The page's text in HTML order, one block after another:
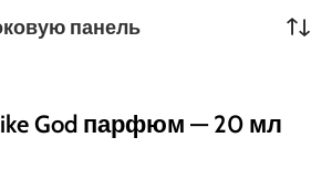
панель
God парфюм — 20 мл